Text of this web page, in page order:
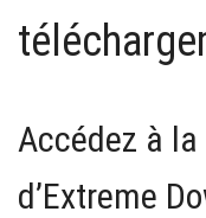
Accédez à
d’Extreme